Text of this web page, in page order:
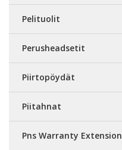
Pelituolit
Perusheadsetit
Piirtopöydät
Piitahnat
Pns Warranty Extension